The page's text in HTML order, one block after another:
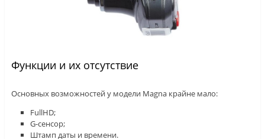
Функции и их отсутствие
Основных возможностей у модели Magna крайне мало:
FullHD;
G-сенсор;
Штамп даты и времени.